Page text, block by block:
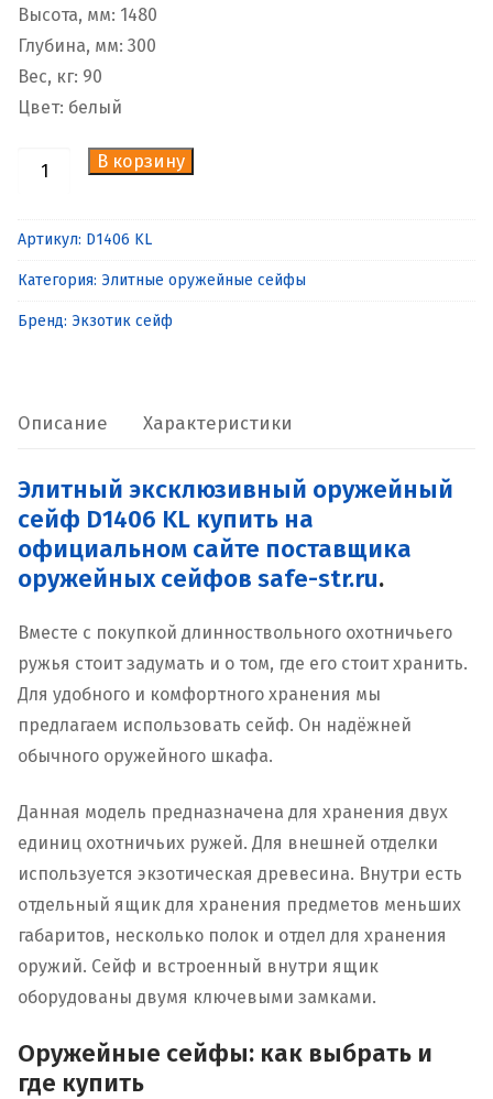
Высота, мм: 1480
Глубина, мм: 300
Вес, кг: 90
Цвет: белый
Количество
эксклюзивный
оружейный
сейф
В корзину
Артикул: D1406 KL
Категория: Элитные оружейные сейфы
Бренд: Экзотик сейф
Описание Характеристики
Элитный эксклюзивный оружейный
сейф D1406 KL купить на
официальном сайте поставщика
оружейных сейфов safe-str.ru.
Вместе с покупкой длинноствольного охотничьего
ружья стоит задумать и о том, где его стоит хранить.
Для удобного и комфортного хранения мы
предлагаем использовать сейф. Он надёжней
обычного оружейного шкафа.
Данная модель предназначена для хранения двух
единиц охотничьих ружей. Для внешней отделки
используется экзотическая древесина. Внутри есть
отдельный ящик для хранения предметов меньших
габаритов, несколько полок и отдел для хранения
оружий. Сейф и встроенный внутри ящик
оборудованы двумя ключевыми замками.
Оружейные сейфы: как выбрать и
где купить